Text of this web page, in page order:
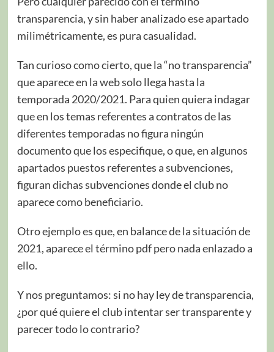
transparencia, y sin haber analizado ese apartado
milimétricamente, es pura casualidad.
Tan curioso como cierto, que la “no transparencia”
que aparece en la web solo llega hasta la
temporada 2020/2021. Para quien quiera indagar
que en los temas referentes a contratos de las
diferentes temporadas no figura ningún
documento que los especifique, o que, en algunos
apartados puestos referentes a subvenciones,
figuran dichas subvenciones donde el club no
aparece como beneficiario.
Otro ejemplo es que, en balance de la situación de
2021, aparece el término pdf pero nada enlazado a
ello.
Y nos preguntamos: si no hay ley de transparencia,
¿por qué quiere el club intentar ser transparente y
parecer todo lo contrario?